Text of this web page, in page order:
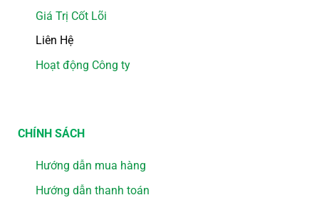
Giá Trị Cốt Lõi
Liên Hệ
Hoạt động Công ty
CHÍNH SÁCH
Hướng dẫn mua hàng
Hướng dẫn thanh toán